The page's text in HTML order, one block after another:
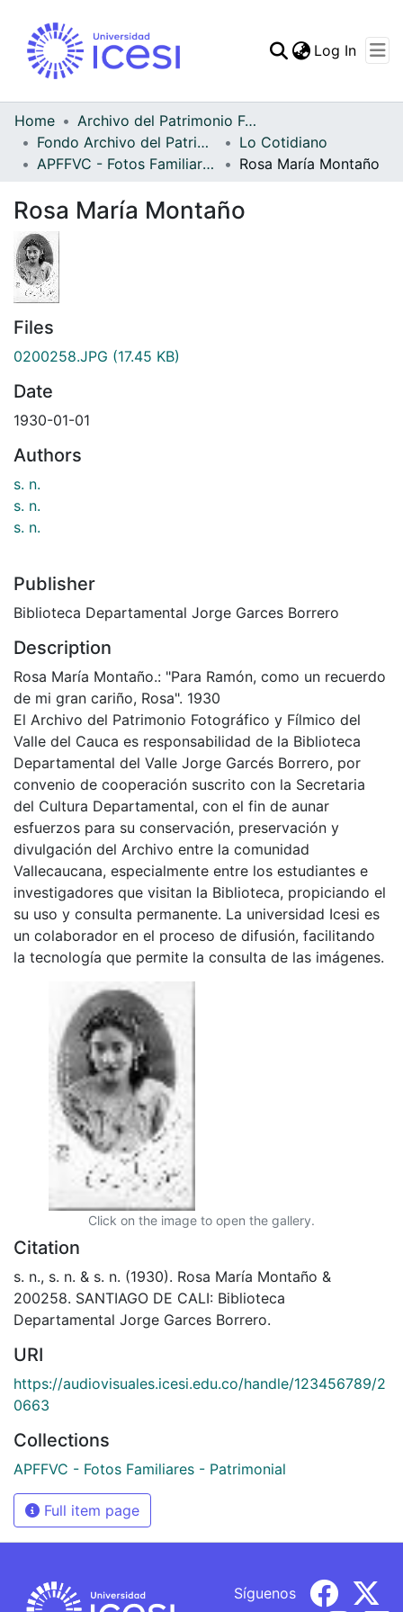
Statistics
Log In
Home
Archivo del Patrimonio Fotográfico y Fílmico del Valle del Cauca
Fondo Archivo del Patrimonio Fotográfico y Fílmico del Valle del Cauca
Lo Cotidiano
APFFVC - Fotos Familiares - Patrimonial
Rosa María Montaño
Rosa María Montaño
Files
0200258.JPG (17.45 KB)
Date
1930-01-01
Authors
s. n.
s. n.
s. n.
Publisher
Biblioteca Departamental Jorge Garces Borrero
Description
Rosa María Montaño.: "Para Ramón, como un recuerdo
de mi gran cariño, Rosa". 1930
El Archivo del Patrimonio Fotográfico y Fílmico del
Valle del Cauca es responsabilidad de la Biblioteca
Departamental del Valle Jorge Garcés Borrero, por
convenio de cooperación suscrito con la Secretaria
del Cultura Departamental, con el fin de aunar
esfuerzos para su conservación, preservación y
divulgación del Archivo entre la comunidad
Vallecaucana, especialmente entre los estudiantes e
investigadores que visitan la Biblioteca, propiciando el
su uso y consulta permanente. La universidad Icesi es
un colaborador en el proceso de difusión, facilitando
la tecnología que permite la consulta de las imágenes.
Click on the image to open the gallery.
Citation
s. n., s. n. & s. n. (1930). Rosa María Montaño &
200258. SANTIAGO DE CALI: Biblioteca
Departamental Jorge Garces Borrero.
URI
https://audiovisuales.icesi.edu.co/handle/123456789/2
0663
Collections
APFFVC - Fotos Familiares - Patrimonial
Full item page
Síguenos